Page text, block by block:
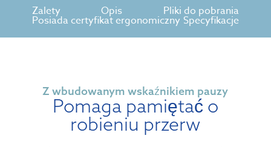
Zalety Opis Pliki do pobrania
Posiada certyfikat ergonomiczny Specyfikacje
Z wbudowanym wskaźnikiem pauzy
Pomaga pamiętać o
robieniu przerw